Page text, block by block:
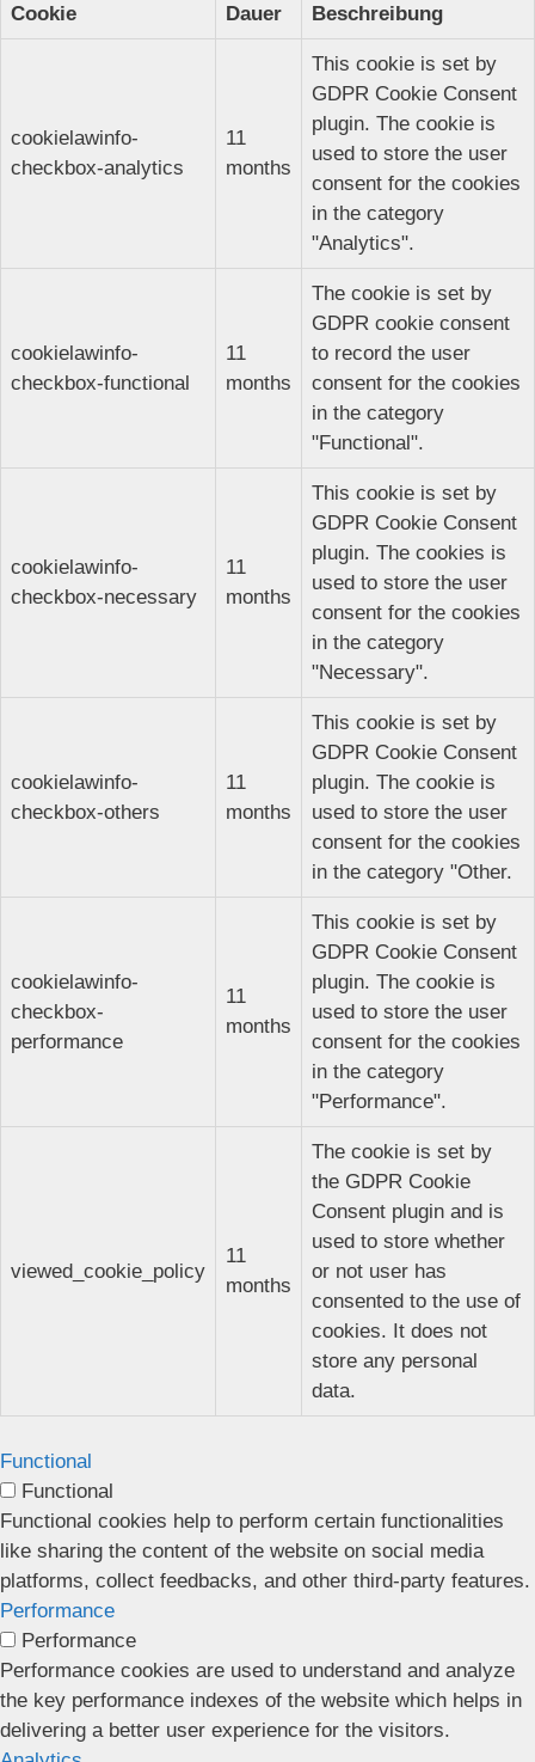
Cookie
Dauer Beschreibung
cookielawinfo-
checkbox-analytics
11
months
This cookie is set by
GDPR Cookie Consent
plugin. The cookie is
used to store the user
consent for the cookies
in the category
"Analytics".
cookielawinfo-
checkbox-functional
11
months
The cookie is set by
GDPR cookie consent
to record the user
consent for the cookies
in the category
"Functional".
cookielawinfo-
checkbox-necessary
11
months
This cookie is set by
GDPR Cookie Consent
plugin. The cookies is
used to store the user
consent for the cookies
in the category
"Necessary".
cookielawinfo-
checkbox-others
11
months
This cookie is set by
GDPR Cookie Consent
plugin. The cookie is
used to store the user
consent for the cookies
in the category "Other.
cookielawinfo-
checkbox-
performance
11
months
This cookie is set by
GDPR Cookie Consent
plugin. The cookie is
used to store the user
consent for the cookies
in the category
"Performance".
viewed_cookie_policy
11
months
The cookie is set by
the GDPR Cookie
Consent plugin and is
used to store whether
or not user has
consented to the use of
cookies. It does not
store any personal
data.
Functional
Functional
Functional cookies help to perform certain functionalities
like sharing the content of the website on social media
platforms, collect feedbacks, and other third-party features.
Performance
Performance
Performance cookies are used to understand and analyze
the key performance indexes of the website which helps in
delivering a better user experience for the visitors.